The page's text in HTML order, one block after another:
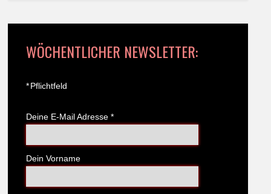
WÖCHENTLICHER NEWSLETTER:
*Pflichtfeld
Deine E-Mail Adresse *
Dein Vorname